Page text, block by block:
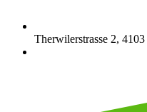
Therwilerstrasse 2, 4103